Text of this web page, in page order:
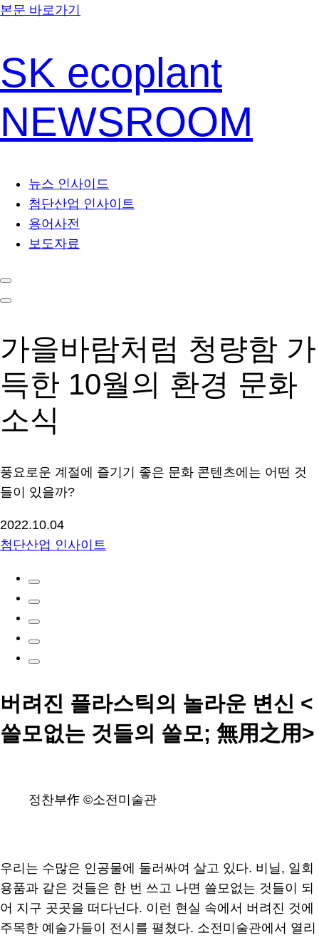
본문 바로가기
SK ecoplant
NEWSROOM
뉴스 인사이드
첨단산업 인사이트
용어사전
보도자료
가을바람처럼 청량함 가
득한 10월의 환경 문화
소식
풍요로운 계절에 즐기기 좋은 문화 콘텐츠에는 어떤 것
들이 있을까?
2022.10.04
첨단산업 인사이트
버려진 플라스틱의 놀라운 변신 <
쓸모없는 것들의 쓸모; 無用之用>
정찬부作 ©소전미술관
우리는 수많은 인공물에 둘러싸여 살고 있다. 비닐, 일회
용품과 같은 것들은 한 번 쓰고 나면 쓸모없는 것들이 되
어 지구 곳곳을 떠다닌다. 이런 현실 속에서 버려진 것에
주목한 예술가들이 전시를 펼쳤다. 소전미술관에서 열리